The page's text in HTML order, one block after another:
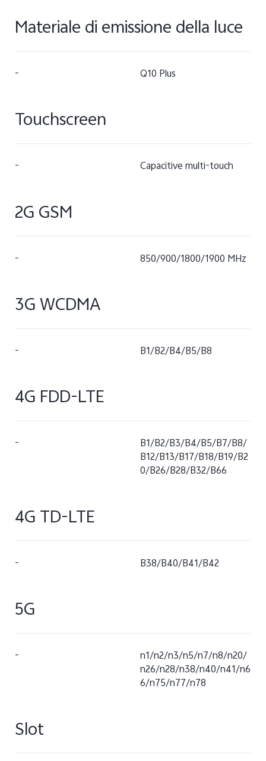
Materiale di emissione della luce
- Q10 Plus
Touchscreen
- Capacitive multi-touch
2G GSM
- 850/900/1800/1900 MHz
3G WCDMA
- B1/B2/B4/B5/B8
4G FDD-LTE
-
B1/B2/B3/B4/B5/B7/B8/
B12/B13/B17/B18/B19/B2
0/B26/B28/B32/B66
4G TD-LTE
- B38/B40/B41/B42
5G
-
n1/n2/n3/n5/n7/n8/n20/
n26/n28/n38/n40/n41/n6
6/n75/n77/n78
Slot